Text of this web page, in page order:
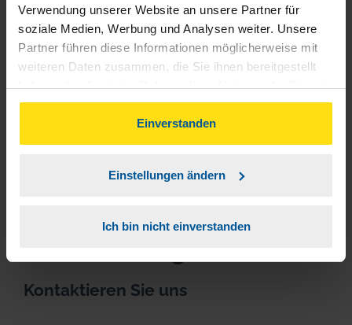
Verwendung unserer Website an unsere Partner für
soziale Medien, Werbung und Analysen weiter. Unsere
Partner führen diese Informationen möglicherweise mit
weiteren Daten zusammen, die Sie ihnen bereitgestellt
haben oder die sie im Rahmen Ihrer Nutzung der Dienste
gesammelt haben. Indem Sie auf Einverstanden klicken,
können Sie der Verwendung von Cookies, gemäß
unserer➔ Datenschutzrichtliniezustimmen.
Einverstanden
Einstellungen ändern
Ich bin nicht einverstanden
Beitrag teilen
Kontaktieren Sie uns